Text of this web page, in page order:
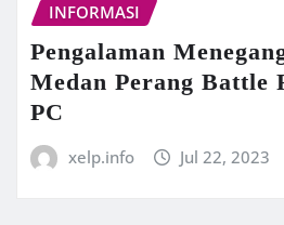
INFORMASI
Pengalaman
Medan Perang Battle
PC
xelp.info Jul 22, 2023